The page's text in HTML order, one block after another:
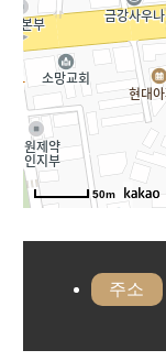
50m
주소